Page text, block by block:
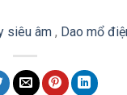
siêu âm , Dao mổ